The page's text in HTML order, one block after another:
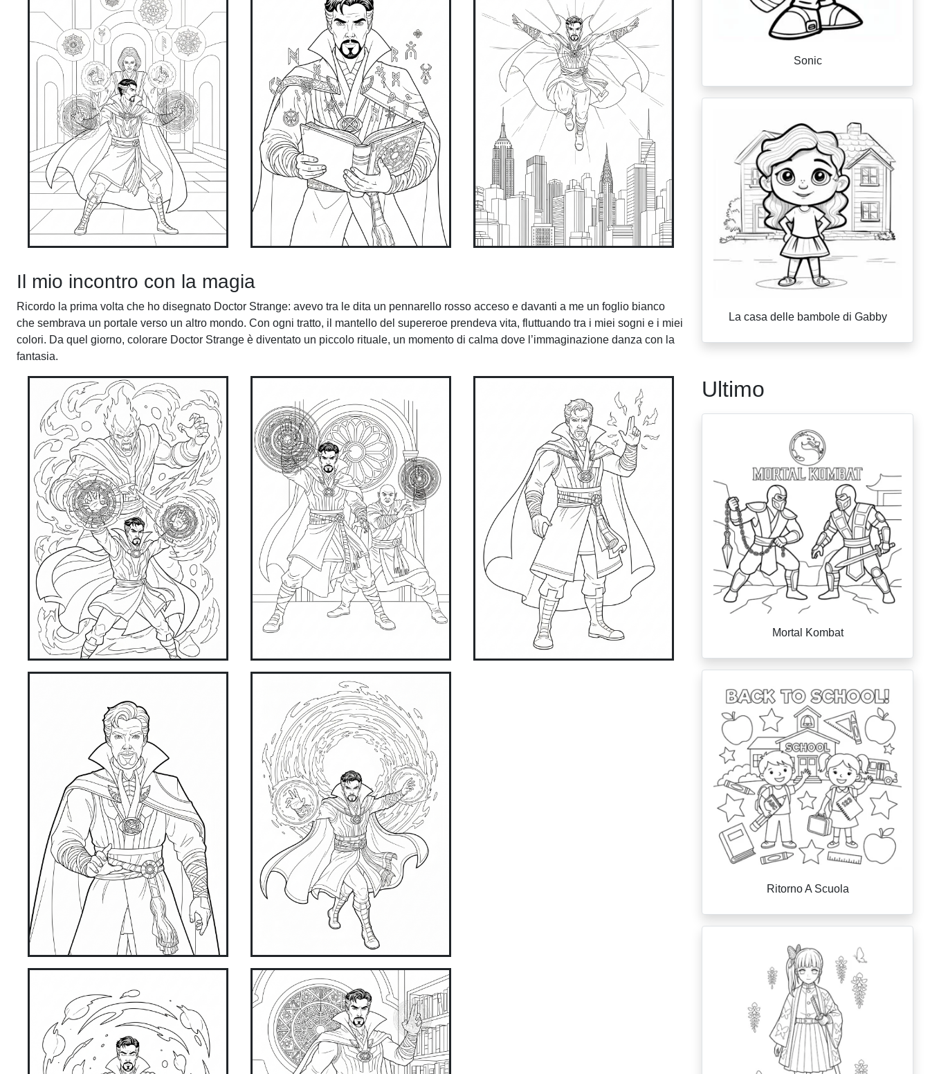
Il mio incontro con la magia
Ricordo la prima volta che ho disegnato Doctor Strange: avevo tra le dita un pennarello rosso acceso e davanti a me un foglio bianco
che sembrava un portale verso un altro mondo. Con ogni tratto, il mantello del supereroe prendeva vita, fluttuando tra i miei sogni e i miei
colori. Da quel giorno, colorare Doctor Strange è diventato un piccolo rituale, un momento di calma dove l’immaginazione danza con la
fantasia.
Sonic
La casa delle bambole di Gabby
Ultimo
Mortal Kombat
Ritorno A Scuola